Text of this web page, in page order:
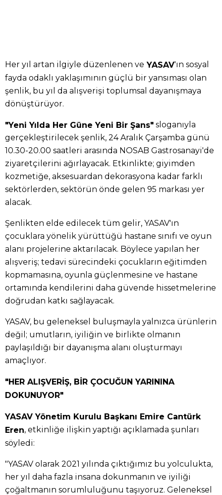
Her yıl artan ilgiyle düzenlenen ve YASAV'ın sosyal
fayda odaklı yaklaşımının güçlü bir yansıması olan
şenlik, bu yıl da alışverişi toplumsal dayanışmaya
dönüştürüyor.
"Yeni Yılda Her Güne Yeni Bir Şans" sloganıyla
gerçekleştirilecek şenlik, 24 Aralık Çarşamba günü
10.30-20.00 saatleri arasında NOSAB Gastrosanayi'de
ziyaretçilerini ağırlayacak. Etkinlikte; giyimden
kozmetiğe, aksesuardan dekorasyona kadar farklı
sektörlerden, sektörün önde gelen 95 markası yer
alacak.
Şenlikten elde edilecek tüm gelir, YASAV'ın
çocuklara yönelik yürüttüğü hastane sınıfı ve oyun
alanı projelerine aktarılacak. Böylece yapılan her
alışveriş; tedavi sürecindeki çocukların eğitimden
kopmamasına, oyunla güçlenmesine ve hastane
ortamında kendilerini daha güvende hissetmelerine
doğrudan katkı sağlayacak.
YASAV, bu geleneksel buluşmayla yalnızca ürünlerin
değil; umutların, iyiliğin ve birlikte olmanın
paylaşıldığı bir dayanışma alanı oluşturmayı
amaçlıyor.
"HER ALIŞVERİŞ, BİR ÇOCUĞUN YARININA
DOKUNUYOR"
YASAV Yönetim Kurulu Başkanı Emire Cantürk
Eren, etkinliğe ilişkin yaptığı açıklamada şunları
söyledi:
"YASAV olarak 2021 yılında çıktığımız bu yolculukta,
her yıl daha fazla insana dokunmanın ve iyiliği
çoğaltmanın sorumluluğunu taşıyoruz. Geleneksel